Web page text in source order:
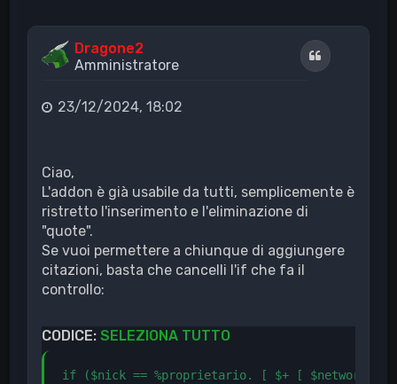
Dragone2
Amministratore
Cita
23/12/2024, 18:02
Ciao,
L'addon è già usabile da tutti, semplicemente è
ristretto l'inserimento e l'eliminazione di
"quote".
Se vuoi permettere a chiunque di aggiungere
citazioni, basta che cancelli l'if che fa il
controllo:
CODICE:SELEZIONA TUTTO
if ($nick == %proprietario. [ $+ [ $network ]